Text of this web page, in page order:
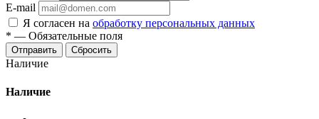
E-mail
Я согласен на обработку персональных данных
* — Обязательные поля
Сбросить
Наличие
Наличие